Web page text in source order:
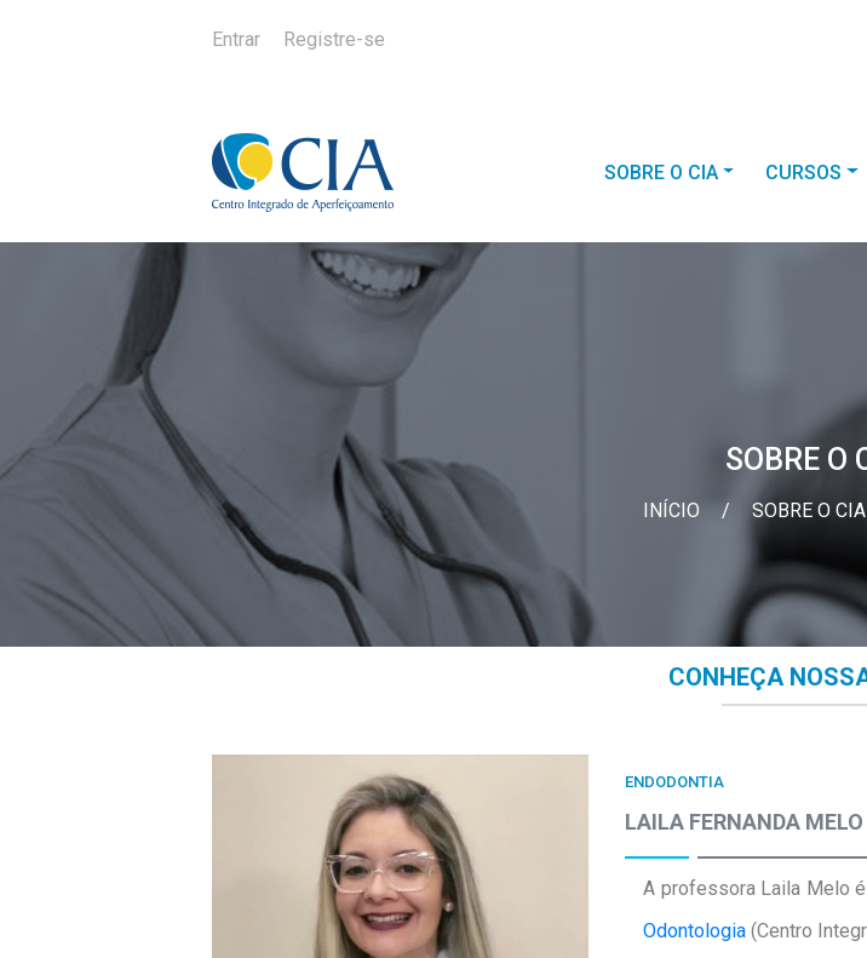
Entrar Registre-se
SOBRE O CIA CURSOS
SOBRE O
INÍCIO / SOBRE O CIA
CONHEÇA
ENDODONTIA
LAILA FERNANDA MELO
A professora Laila Melo
Odontologia (Centro